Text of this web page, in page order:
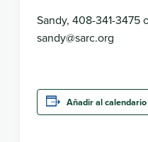
Sandy, 408-341-3475
sandy@sarc.org
Añadir al calendario